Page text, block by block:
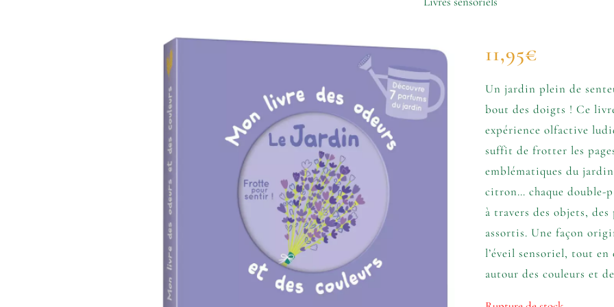
11,95€
Un jardin plein de
bout des doigts ! Ce
expérience olfactive
suffit de frotter les
emblématiques du
citron… chaque double-
à travers des objets,
assortis. Une façon
l’éveil sensoriel, tout
autour des couleurs et